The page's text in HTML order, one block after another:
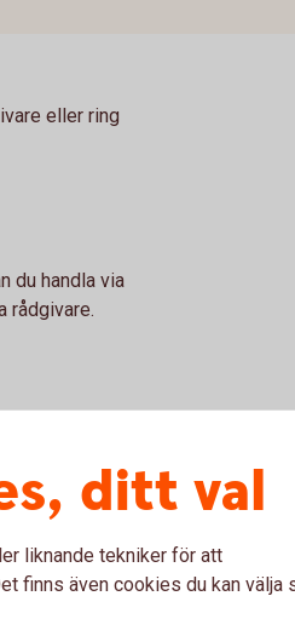
eller ring
du handla via
rådgivare.
Från mobilen i
ditt val
liknande tekniker för att
finns även cookies du kan välja